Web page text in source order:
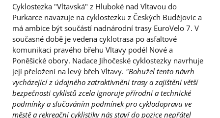
Cyklostezka "Vltavská" z Hluboké nad Vltavou do
Purkarce navazuje na cyklostezku z Českých Budějovic a
má ambice být součástí nadnárodní trasy EuroVelo 7. V
současné době je vedena cyklotrasa po asfaltové
komunikaci pravého břehu Vltavy podél Nové a
Poněšické obory. Nadace Jihočeské cyklostezky navrhuje
její přeložení na levý břeh Vltavy. "Bohužel tento návrh
vycházející z údajného zatraktivnění trasy a zajištění větší
bezpečnosti cyklistů zcela ignoruje přírodní a technické
podmínky a slučováním podmínek pro cyklodopravu ve
městě a rekreační cyklistiky nás staví do pozice nepřátel